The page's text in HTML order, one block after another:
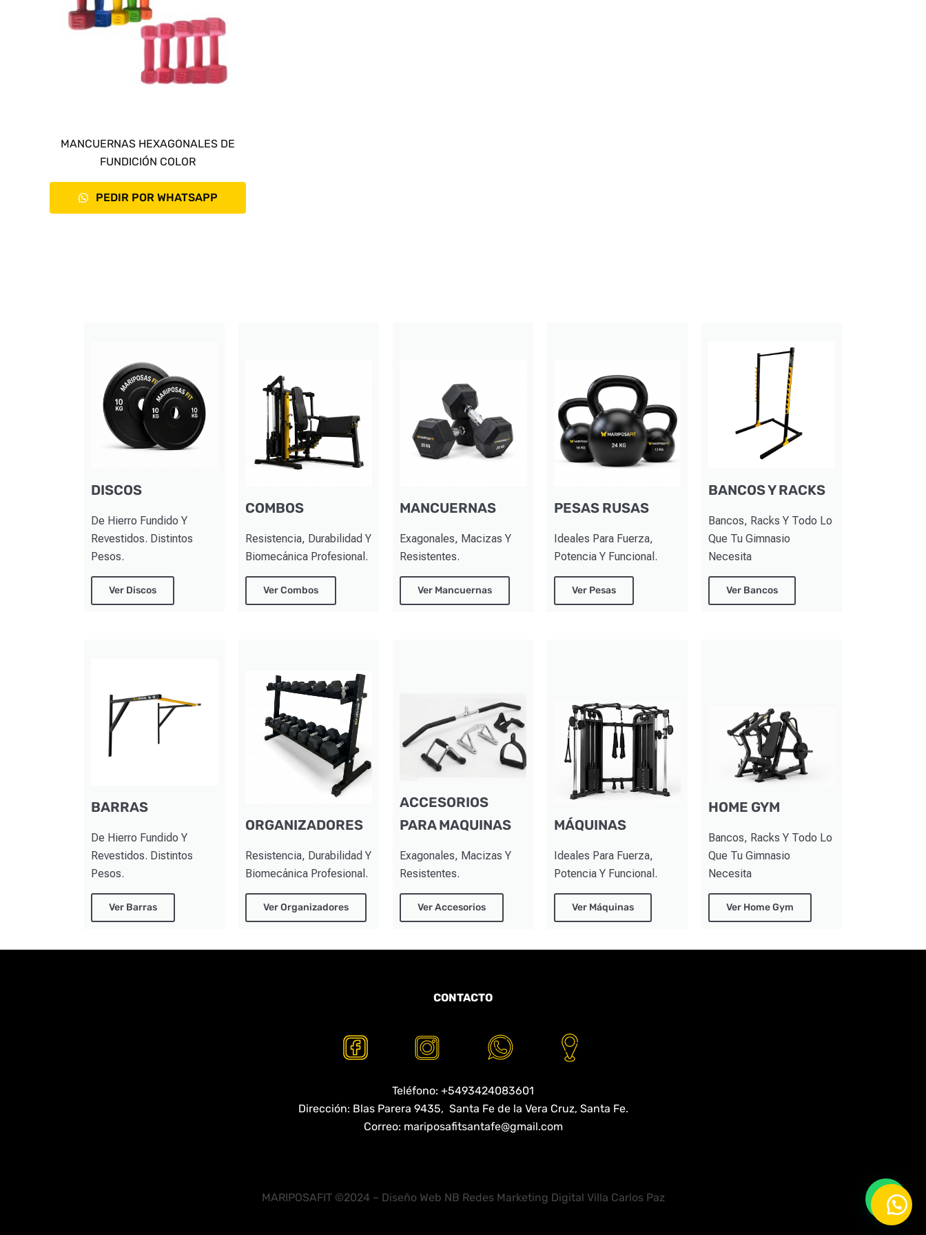
MANCUERNAS HEXAGONALES DE
FUNDICIÓN COLOR
PEDIR POR WHATSAPP
DISCOS
De Hierro Fundido Y
Revestidos. Distintos
Pesos.
Ver Discos
COMBOS
Resistencia, Durabilidad Y
Biomecánica Profesional.
Ver Combos
MANCUERNAS
Exagonales, Macizas Y
Resistentes.
Ver Mancuernas
PESAS RUSAS
Ideales Para Fuerza,
Potencia Y Funcional.
Ver Pesas
BANCOS Y RACKS
Bancos, Racks Y Todo Lo
Que Tu Gimnasio
Necesita
Ver Bancos
BARRAS
De Hierro Fundido Y
Revestidos. Distintos
Pesos.
Ver Barras
ORGANIZADORES
Resistencia, Durabilidad Y
Biomecánica Profesional.
Ver Organizadores
ACCESORIOS
PARA MAQUINAS
Exagonales, Macizas Y
Resistentes.
Ver Accesorios
MÁQUINAS
Ideales Para Fuerza,
Potencia Y Funcional.
Ver Máquinas
HOME GYM
Bancos, Racks Y Todo Lo
Que Tu Gimnasio
Necesita
Ver Home Gym
CONTACTO
Teléfono: +5493424083601
Dirección: Blas Parera 9435, Santa Fe de la Vera Cruz, Santa Fe.
Correo: mariposafitsantafe@gmail.com
MARIPOSAFIT ©2024– Diseño Web NB Redes Marketing Digital Villa Carlos Paz